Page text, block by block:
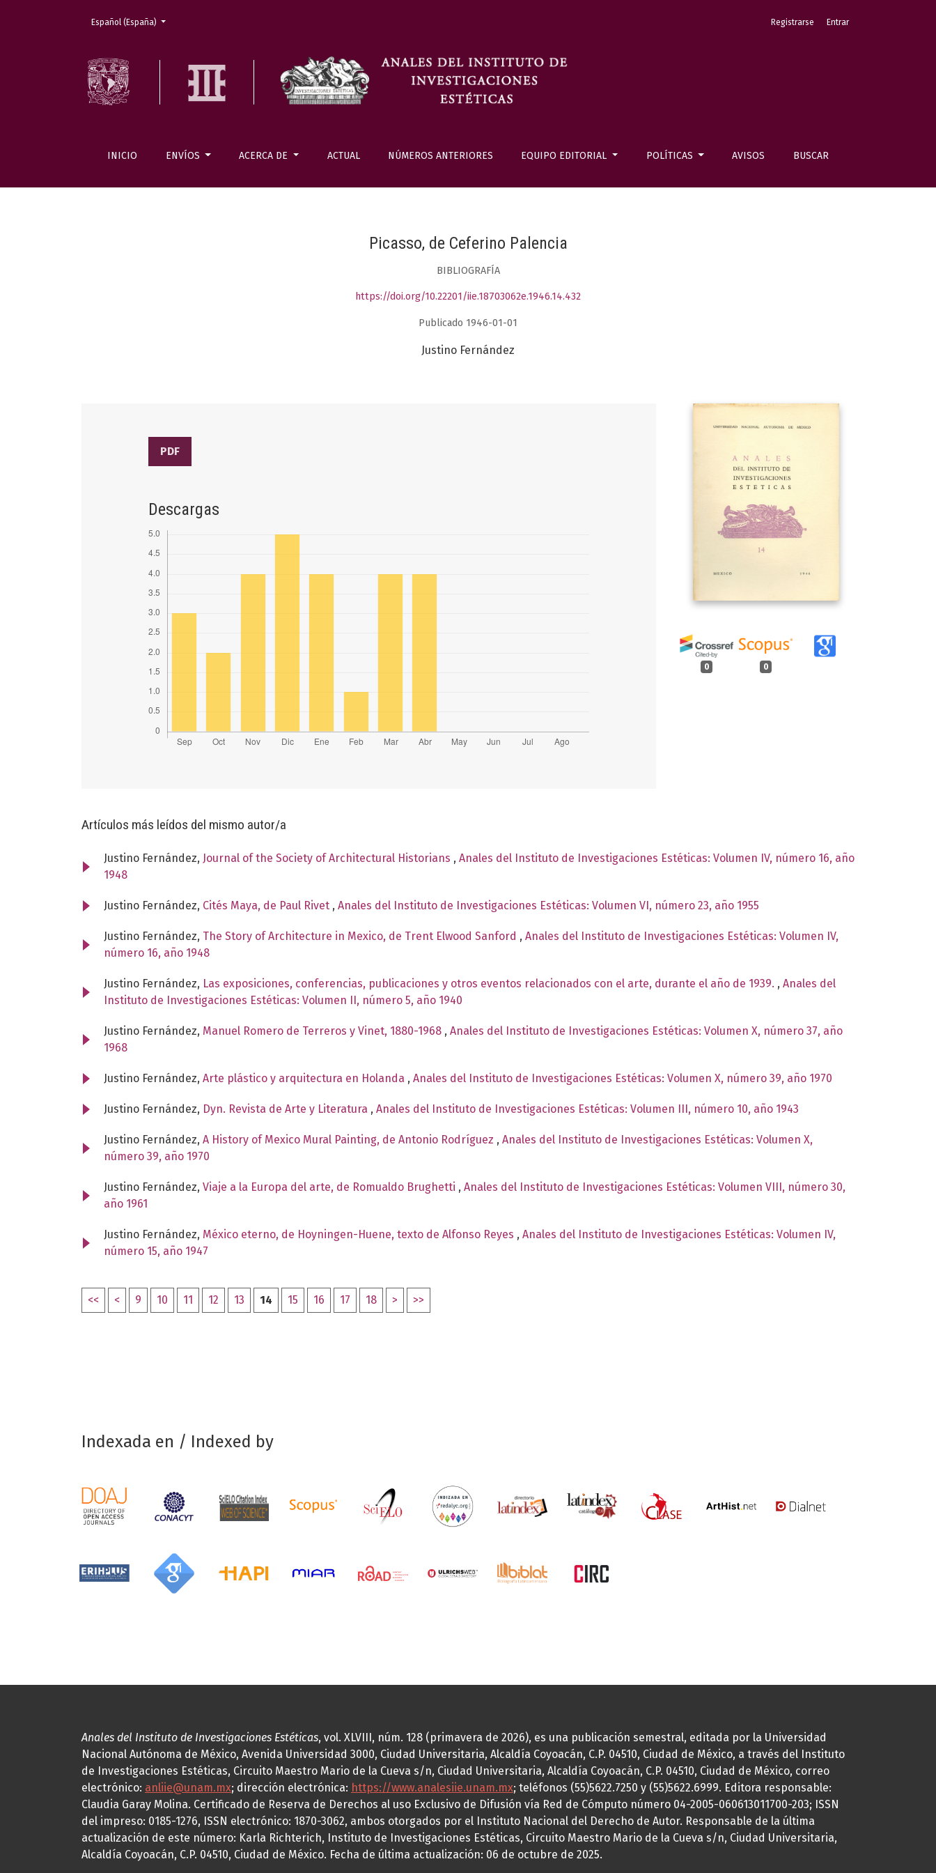
INICIO ENVÍOS ACERCA DE ACTUAL NÚMEROS ANTERIORES EQUIPO EDITORIAL POLÍTICAS AVISOS BUSCAR
Registrarse Entrar
Cambiar el idioma. El actual es:
Español (España)
Picasso, de Ceferino Palencia
BIBLIOGRAFÍA
https://doi.org/10.22201/iie.18703062e.1946.14.432
Publicado 1946-01-01
Justino Fernández
0 0
PDF
Descargas
Artículos más leídos del mismo autor/a
Justino Fernández, Journal of the Society of Architectural Historians , Anales del Instituto de Investigaciones Estéticas: Volumen IV, número 16, año
1948
Justino Fernández, Cités Maya, de Paul Rivet , Anales del Instituto de Investigaciones Estéticas: Volumen VI, número 23, año 1955
Justino Fernández, The Story of Architecture in Mexico, de Trent Elwood Sanford , Anales del Instituto de Investigaciones Estéticas: Volumen IV,
número 16, año 1948
Justino Fernández, Las exposiciones, conferencias, publicaciones y otros eventos relacionados con el arte, durante el año de 1939. , Anales del
Instituto de Investigaciones Estéticas: Volumen II, número 5, año 1940
Justino Fernández, Manuel Romero de Terreros y Vinet, 1880-1968 , Anales del Instituto de Investigaciones Estéticas: Volumen X, número 37, año
1968
Justino Fernández, Arte plástico y arquitectura en Holanda , Anales del Instituto de Investigaciones Estéticas: Volumen X, número 39, año 1970
Justino Fernández, Dyn. Revista de Arte y Literatura , Anales del Instituto de Investigaciones Estéticas: Volumen III, número 10, año 1943
Justino Fernández, A History of Mexico Mural Painting, de Antonio Rodríguez , Anales del Instituto de Investigaciones Estéticas: Volumen X,
número 39, año 1970
Justino Fernández, Viaje a la Europa del arte, de Romualdo Brughetti , Anales del Instituto de Investigaciones Estéticas: Volumen VIII, número 30,
año 1961
Justino Fernández, México eterno, de Hoyningen-Huene, texto de Alfonso Reyes , Anales del Instituto de Investigaciones Estéticas: Volumen IV,
número 15, año 1947
<< < 9 10 11 12 13 14 15 16 17 18 > >>
Indexada en / Indexed by
Anales del Instituto de Investigaciones Estéticas, vol. XLVIII, núm. 128 (primavera de 2026), es una publicación semestral, editada por la Universidad
Nacional Autónoma de México, Avenida Universidad 3000, Ciudad Universitaria, Alcaldía Coyoacán, C.P. 04510, Ciudad de México, a través del Instituto
de Investigaciones Estéticas, Circuito Maestro Mario de la Cueva s/n, Ciudad Universitaria, Alcaldía Coyoacán, C.P. 04510, Ciudad de México, correo
electrónico: anliie@unam.mx; dirección electrónica: https://www.analesiie.unam.mx; teléfonos (55)5622.7250 y (55)5622.6999. Editora responsable:
Claudia Garay Molina. Certificado de Reserva de Derechos al uso Exclusivo de Difusión vía Red de Cómputo número 04-2005-060613011700-203; ISSN
del impreso: 0185-1276, ISSN electrónico: 1870-3062, ambos otorgados por el Instituto Nacional del Derecho de Autor. Responsable de la última
actualización de este número: Karla Richterich, Instituto de Investigaciones Estéticas, Circuito Maestro Mario de la Cueva s/n, Ciudad Universitaria,
Alcaldía Coyoacán, C.P. 04510, Ciudad de México. Fecha de última actualización: 06 de octubre de 2025.